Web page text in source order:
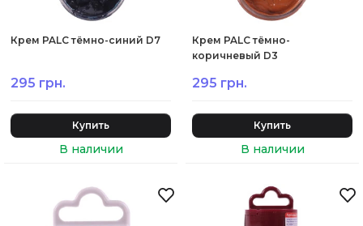
Крем PALC тёмно-синий D7
295 грн.
Купить
Крем PALC тёмно-
коричневый D3
295 грн.
Купить